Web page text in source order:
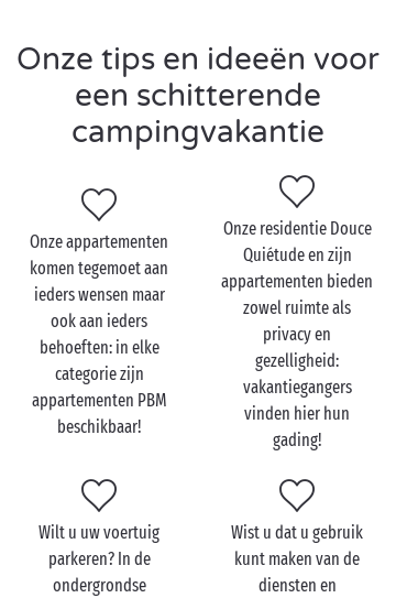
een drankje bij de bar en als het weer het toestaat
kunt u er zelfs van genieten op het buitenterras,
onder de stralende zon van de Var. Daar bevindt zich
ook het walhalla voor alle wellness-adepten: de
privézwembad. In elk seizoen heerlijk om te relaxen!
En deappartementen
zelf? De residentie telt
verscheidene T3 en T4 met – naar keuze – 2 of 3
Onze tips en ideeën voor
een schitterende
campingvakantie
Onze appartementen
komen tegemoet aan
ieders wensen maar
ook aan ieders
behoeften: in elke
categorie zijn
appartementen PBM
beschikbaar!
Onze residentie Douce
Quiétude en zijn
appartementen bieden
zowel ruimte als
privacy en
gezelligheid:
vakantiegangers
vinden hier hun
gading!
Wilt u uw voertuig
parkeren? In de
ondergrondse
Wist u dat u gebruik
kunt maken van de
diensten en